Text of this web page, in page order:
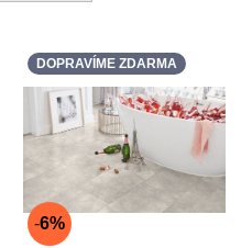
DOPRAVÍME ZDARMA
6%